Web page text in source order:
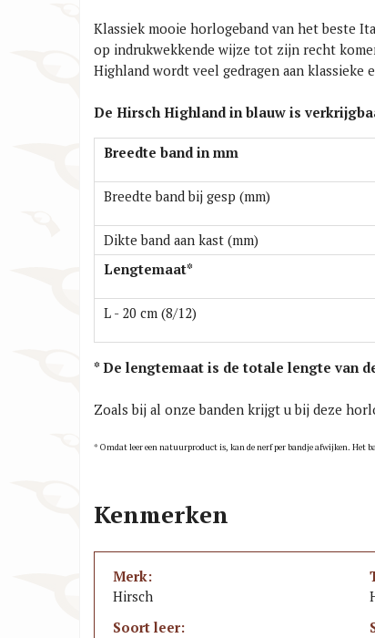
Klassiek mooie horlogeband van het beste
op indrukwekkende wijze tot zijn recht
Highland wordt veel gedragen aan
De Hirsch Highland in blauw is
Breedte band in mm
Breedte band bij gesp (mm)
Dikte band aan kast (mm)
Lengtemaat*
L - 20 cm (8/12)
* De lengtemaat is de totale lengte van
Zoals bij al onze banden krijgt u bij deze
* Omdat leer een natuurproduct is, kan de nerf per bandje afwijken. Het
Kenmerken
Merk:
Hirsch
Soort leer: